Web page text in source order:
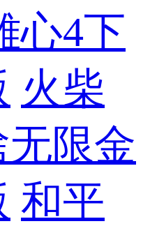
心4下
火柴
无限金
和平